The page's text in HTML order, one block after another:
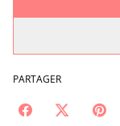
PARTAGER